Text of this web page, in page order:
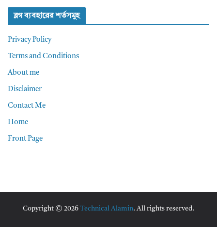
ব্লগ ব্যবহারের শর্তসমুহ
Privacy Policy
Terms and Conditions
About me
Disclaimer
Contact Me
Home
Front Page
Copyright © 2026 Technical Alamin. All rights reserved.